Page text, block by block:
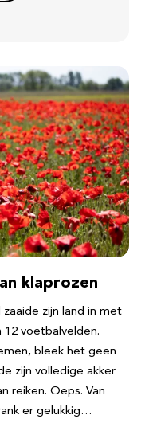
klaprozen
zijn land in met
12 voetbalvelden.
bleek het geen
zijn volledige akker
reiken. Oeps. Van
er gelukkig…